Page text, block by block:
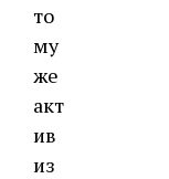
то
му
же
акт
ив
из